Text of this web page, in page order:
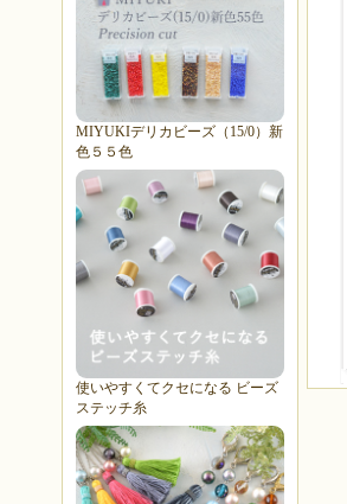
MIYUKIデリカビーズ（15/0）新
色５５色
使いやすくてクセになる ビーズ
ステッチ糸